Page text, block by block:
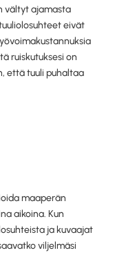
vältyt ajamasta
eivät
ruiskutuksesi on
että tuuli puhaltaa
maaperän
aikoina. Kun
ja kuvaajat
viljelmäsi